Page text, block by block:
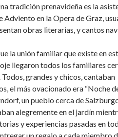
tradición prenavideña es la
Adviento en la Opera de Graz,
obras literarias, y cantos
la unión familiar que existe en
llegaron todos los familiares
grandes y chicos, cantaban
el más ovacionado era “Noche
un pueblo cerca de
alegremente en el jardín
y experiencias pasadas en